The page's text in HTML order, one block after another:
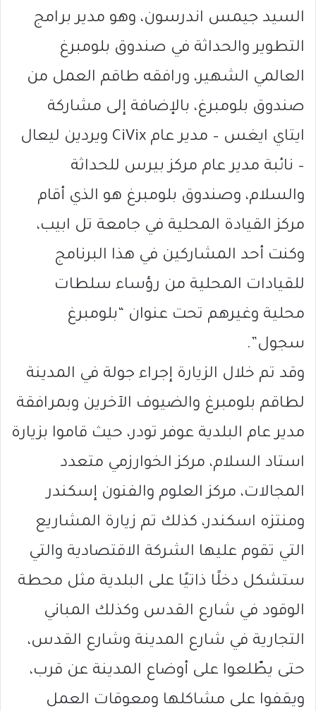
السيد جيمس اندرسون، وهو مدير برامج
التطوير والحداثة في صندوق بلومبرغ
العالمي الشهير، ورافقه طاقم العمل من
صندوق بلومبرغ، بالإضافة إلى مشاركة
ايتاي ايغس – مدير عام CiVix ويردين ليعال
– نائبة مدير عام مركز بيرس للحداثة
والسلام، وصندوق بلومبرغ هو الذي أقام
مركز القيادة المحلية في جامعة تل ابيب،
وكنت أحد المشاركين في هذا البرنامج
للقيادات المحلية من رؤساء سلطات
محلية وغيرهم تحت عنوان “بلومبرغ
سجول”.
وقد تم خلال الزيارة إجراء جولة في المدينة
لطاقم بلومبرغ والضيوف الآخرين وبمرافقة
مدير عام البلدية عوفر تودر، حيث قاموا بزيارة
استاد السلام، مركز الخوارزمي متعدد
المجالات، مركز العلوم والفنون إسكندر
ومنتزه اسكندر، كذلك تم زيارة المشاريع
التي تقوم عليها الشركة الاقتصادية والتي
ستشكل دخلًا ذاتيًا على البلدية مثل محطة
الوقود في شارع القدس وكذلك المباني
التجارية في شارع المدينة وشارع القدس،
حتى يطّلعوا على أوضاع المدينة عن قرب،
ويقفوا على مشاكلها ومعوقات العمل